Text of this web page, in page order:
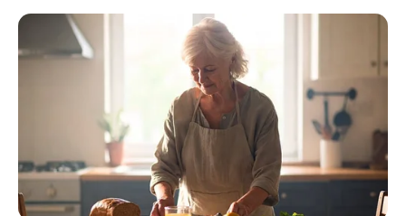
คนวันศุกร์
ไพ่ประจำวันของท่าน คือ ไพ่กิเลส
โชคลาภจะเกี่ยวข้องกับตัวเอง ระวังกิเลสในใจ
ตนเองจะนำปัญหามาให้ ความรักที่เข้ามายังคงเป็น